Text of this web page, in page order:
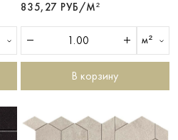
835,27 РУБ/М²
м²
В корзину